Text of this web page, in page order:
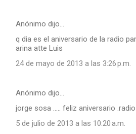
Anónimo dijo…
q dia es el aniversario de la radio
arina atte Luis
24 de mayo de 2013 a las 3:26 p.m.
Anónimo dijo…
jorge sosa ..... feliz aniversario
5 de julio de 2013 a las 10:20 a.m.